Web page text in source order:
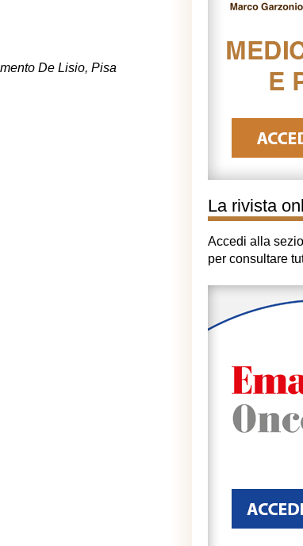
De Lisio, Pisa
La rivista
Accedi alla
per consultare